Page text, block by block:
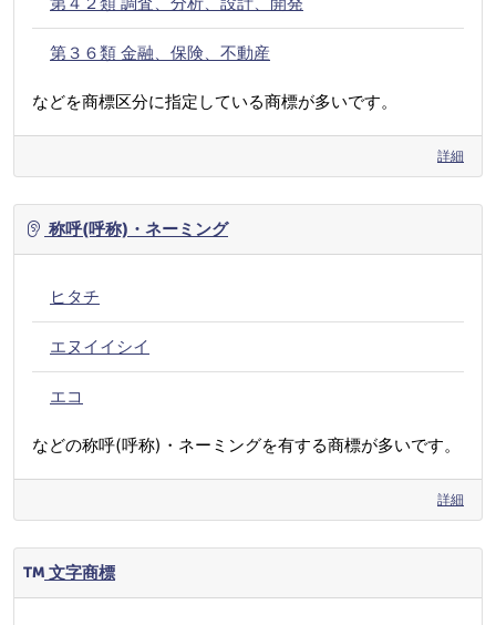
第３６類 金融、保険、不動産
などを商標区分に指定している商標が多いです。
詳細
称呼(呼称)・ネーミング
ヒタチ
エヌイイシイ
エコ
などの称呼(呼称)・ネーミングを有する商標が多いです。
詳細
文字商標